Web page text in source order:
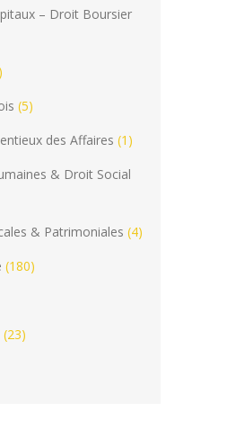
– Droit Boursier
(5)
des Affaires (1)
& Droit Social
& Patrimoniales (4)
(180)
(23)